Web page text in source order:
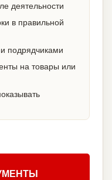
деятельности
в правильной
подрядчиками
на товары или